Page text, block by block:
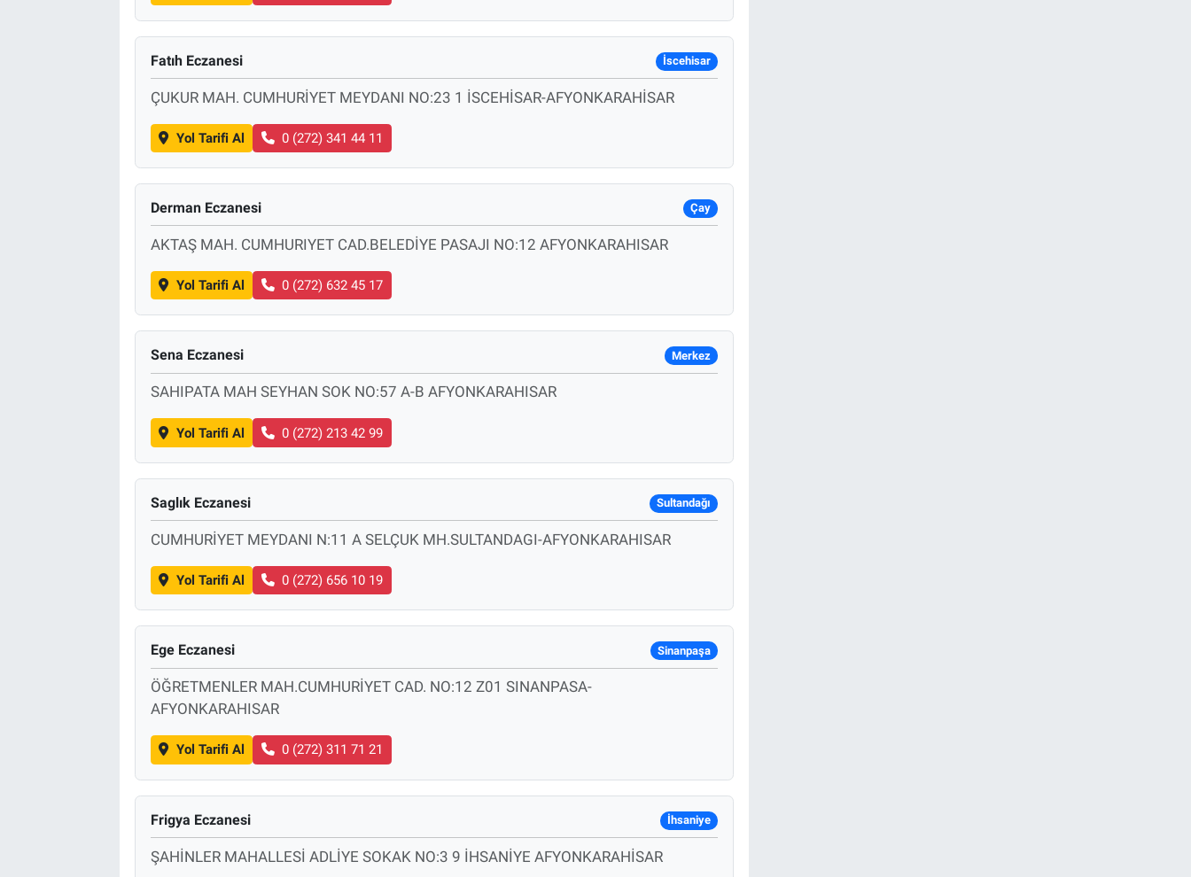
Fatıh Eczanesi İscehisar
ÇUKUR MAH. CUMHURİYET MEYDANI NO:23 1 İSCEHİSAR-AFYONKARAHİSAR
Yol Tarifi Al 0 (272) 341 44 11
Derman Eczanesi Çay
AKTAŞ MAH. CUMHURIYET CAD.BELEDİYE PASAJI NO:12 AFYONKARAHISAR
Yol Tarifi Al 0 (272) 632 45 17
Sena Eczanesi Merkez
SAHIPATA MAH SEYHAN SOK NO:57 A-B AFYONKARAHISAR
Yol Tarifi Al 0 (272) 213 42 99
Saglık Eczanesi Sultandağı
CUMHURİYET MEYDANI N:11 A SELÇUK MH.SULTANDAGI-AFYONKARAHISAR
Yol Tarifi Al 0 (272) 656 10 19
Ege Eczanesi Sinanpaşa
ÖĞRETMENLER MAH.CUMHURİYET CAD. NO:12 Z01 SINANPASA-
AFYONKARAHISAR
Yol Tarifi Al 0 (272) 311 71 21
Frigya Eczanesi İhsaniye
ŞAHİNLER MAHALLESİ ADLİYE SOKAK NO:3 9 İHSANİYE AFYONKARAHİSAR